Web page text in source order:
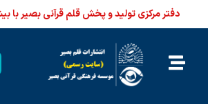
دفتر مرکزی تولید و پخش قلم قرآنی بصیر با بیش از 17